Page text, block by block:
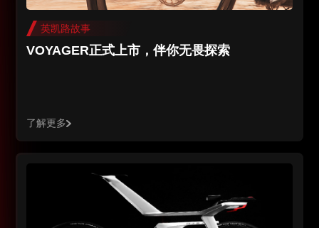
英凯路故事
VOYAGER正式上市，伴你无畏探索
了解更多